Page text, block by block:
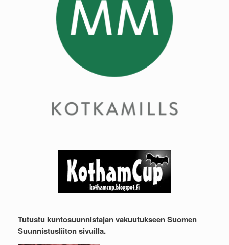
Tutustu kuntosuunnistajan vakuutukseen Suomen
Suunnistusliiton sivuilla.